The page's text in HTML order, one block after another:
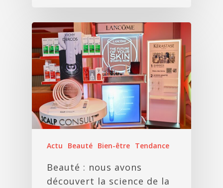
Actu Beauté Bien-être Tendance
Beauté : nous avons
découvert la science de la